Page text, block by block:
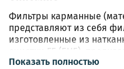
Фильтры карманные
представляют из себя
изготовленные из
очистки F5 (EU5),
фильтр-боксы
Показать полностью